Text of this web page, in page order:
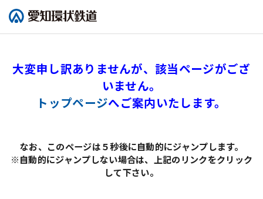
大変申し訳ありませんが、該当ページがござ
いません。
トップページへご案内いたします。
なお、このページは５秒後に自動的にジャンプします。
※自動的にジャンプしない場合は、上記のリンクをクリック
して下さい。